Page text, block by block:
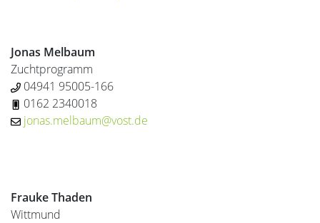
Jonas Melbaum
Zuchtprogramm
04941 95005-166
0162 2340018
jonas.melbaum@vost.de
Frauke Thaden
Wittmund